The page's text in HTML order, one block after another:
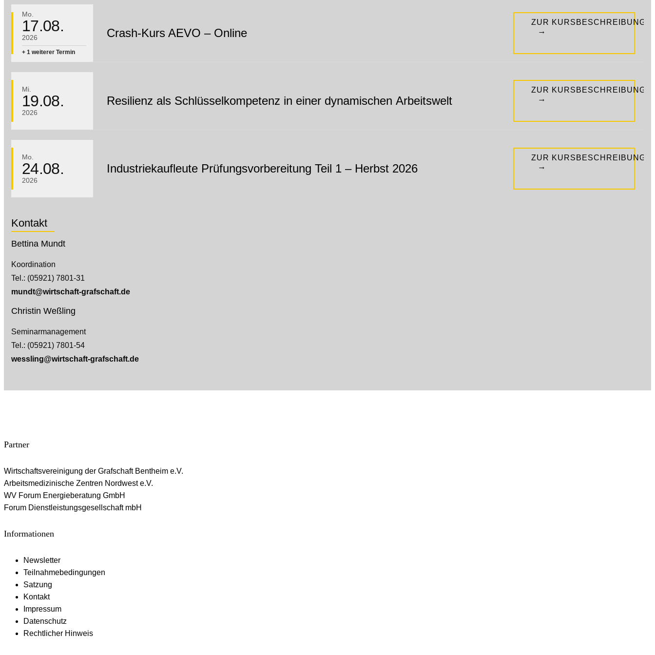
Mo.
17.08.
2026
+ 1 weiterer Termin
Crash-Kurs AEVO – Online
ZUR KURSBESCHREIBUNG
→
Mi.
19.08.
2026
Resilienz als Schlüsselkompetenz in einer dynamischen Arbeitswelt
ZUR KURSBESCHREIBUNG
→
Mo.
24.08.
2026
Industriekaufleute Prüfungsvorbereitung Teil 1 – Herbst 2026
ZUR KURSBESCHREIBUNG
→
Kontakt
Bettina Mundt
Koordination
Tel.: (05921) 7801-31
mundt@wirtschaft-grafschaft.de
Christin Weßling
Seminarmanagement
Tel.: (05921) 7801-54
wessling@wirtschaft-grafschaft.de
Partner
Wirtschaftsvereinigung der Grafschaft Bentheim e.V.
Arbeitsmedizinische Zentren Nordwest e.V.
WV Forum Energieberatung GmbH
Forum Dienstleistungsgesellschaft mbH
Informationen
Newsletter
Teilnahmebedingungen
Satzung
Kontakt
Impressum
Datenschutz
Rechtlicher Hinweis